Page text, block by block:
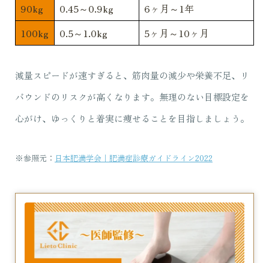
90kg
0.45～0.9kg
6ヶ月～1年
100kg
0.5～1.0kg 5ヶ月～10ヶ月
減量スピードが速すぎると、筋肉量の減少や栄養不足、リ
バウンドのリスクが高くなります。無理のない目標設定を
心がけ、ゆっくりと着実に痩せることを目指しましょう。
※参照元： 日本肥満学会｜肥満症診療ガイドライン2022